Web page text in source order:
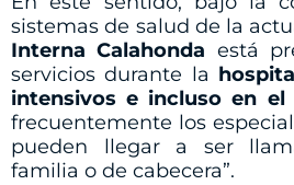
sistemas de salud de la
Interna Calahonda está
servicios durante la
intensivos e incluso en el
frecuentemente los
pueden llegar a ser
familia o de cabecera”.